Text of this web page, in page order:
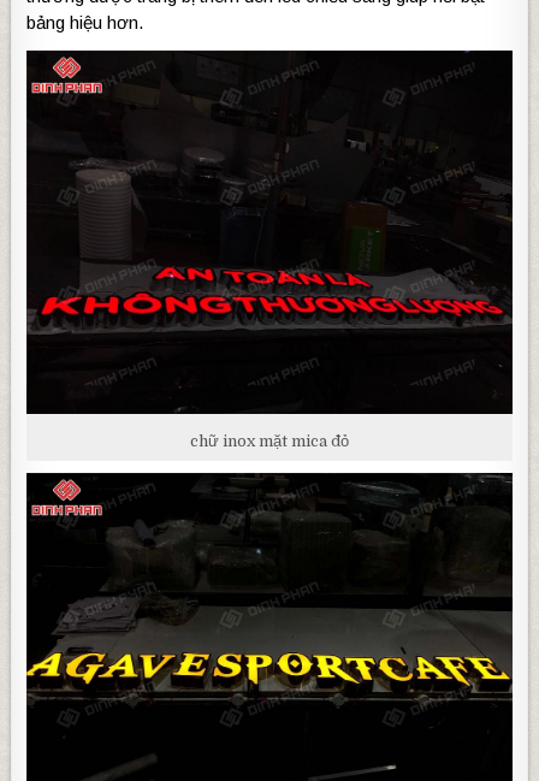
bảng hiệu hơn.
chữ inox mặt mica đỏ